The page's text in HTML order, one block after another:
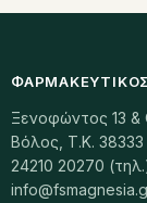
Ξενοφώντος 13
Βόλος, Τ.Κ. 38333
24210 20270